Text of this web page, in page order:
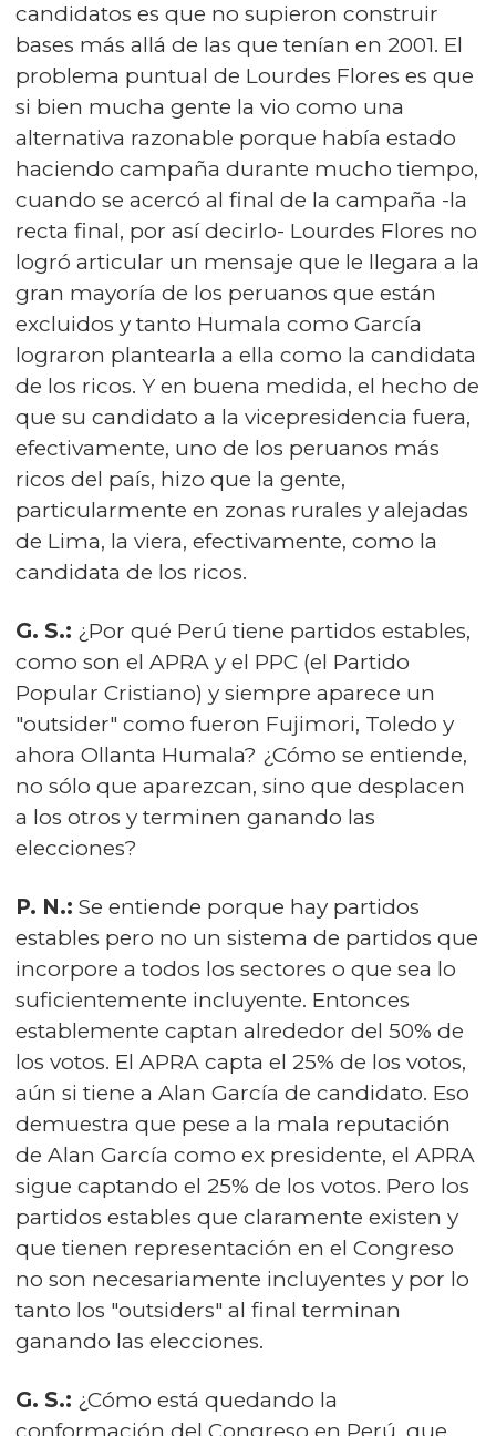
candidatos es que no supieron construir
bases más allá de las que tenían en 2001. El
problema puntual de Lourdes Flores es que
si bien mucha gente la vio como una
alternativa razonable porque había estado
haciendo campaña durante mucho tiempo,
cuando se acercó al final de la campaña -la
recta final, por así decirlo- Lourdes Flores no
logró articular un mensaje que le llegara a la
gran mayoría de los peruanos que están
excluidos y tanto Humala como García
lograron plantearla a ella como la candidata
de los ricos. Y en buena medida, el hecho de
que su candidato a la vicepresidencia fuera,
efectivamente, uno de los peruanos más
ricos del país, hizo que la gente,
particularmente en zonas rurales y alejadas
de Lima, la viera, efectivamente, como la
candidata de los ricos.
G. S.: ¿Por qué Perú tiene partidos estables,
como son el APRA y el PPC (el Partido
Popular Cristiano) y siempre aparece un
"outsider" como fueron Fujimori, Toledo y
ahora Ollanta Humala? ¿Cómo se entiende,
no sólo que aparezcan, sino que desplacen
a los otros y terminen ganando las
elecciones?
P. N.: Se entiende porque hay partidos
estables pero no un sistema de partidos que
incorpore a todos los sectores o que sea lo
suficientemente incluyente. Entonces
establemente captan alrededor del 50% de
los votos. El APRA capta el 25% de los votos,
aún si tiene a Alan García de candidato. Eso
demuestra que pese a la mala reputación
de Alan García como ex presidente, el APRA
sigue captando el 25% de los votos. Pero los
partidos estables que claramente existen y
que tienen representación en el Congreso
no son necesariamente incluyentes y por lo
tanto los "outsiders" al final terminan
ganando las elecciones.
G. S.: ¿Cómo está quedando la